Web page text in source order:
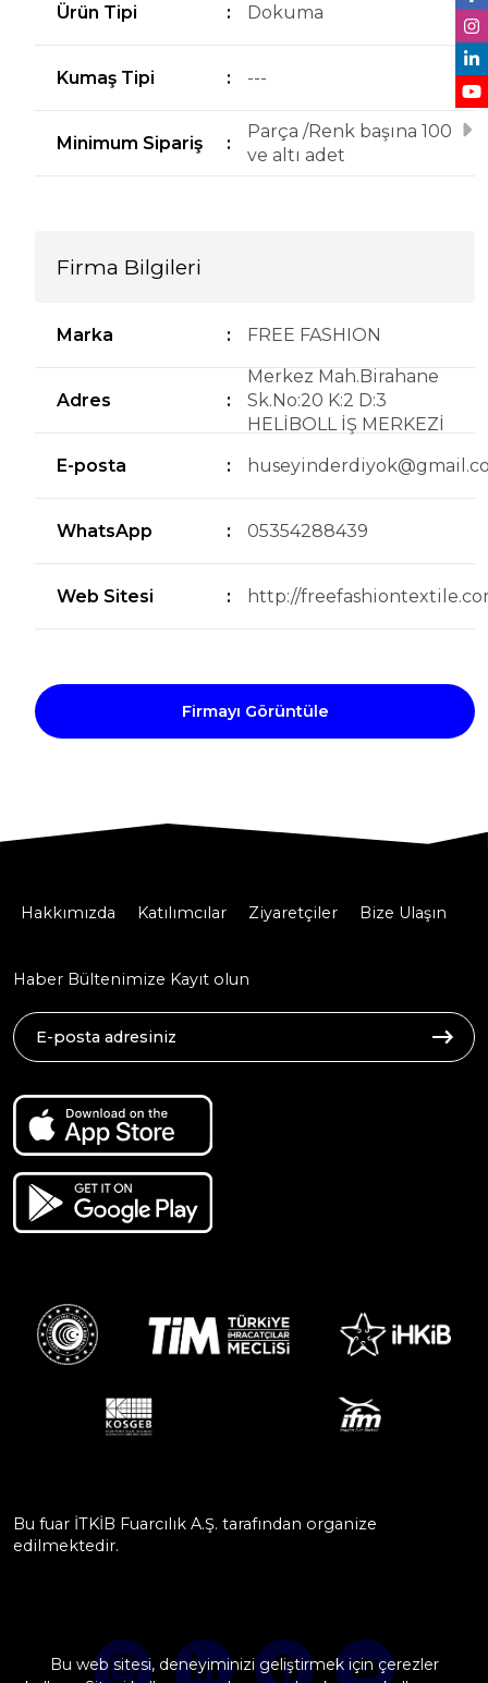
Ürün Tipi : Dokuma
Kumaş Tipi : ---
Minimum Sipariş :
Parça /Renk başına 100
ve altı adet
Firma Bilgileri
Marka : FREE FASHION
Adres :
Merkez Mah.Birahane
Sk.No:20 K:2 D:3
HELİBOLL İŞ MERKEZİ
E-posta
:
WhatsApp : 05354288439
Web Sitesi : http://
Firmayı Görüntüle
Hakkımızda Katılımcılar Ziyaretçiler Bize Ulaşın
Haber Bültenimize Kayıt olun
Bu fuar İTKİB Fuarcılık A.Ş. tarafından organize
edilmektedir.
Bu web sitesi, deneyiminizi geliştirmek için çerezler